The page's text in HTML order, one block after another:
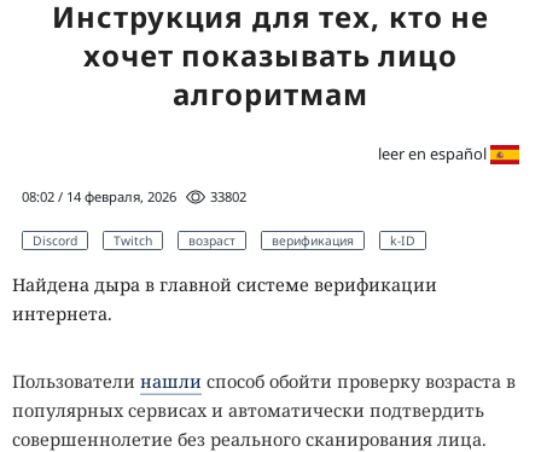
Инструкция для тех, кто не
хочет показывать лицо
алгоритмам
leer en español
08:02 / 14 февраля, 2026 33802
Discord Twitch возраст верификация k-ID
Найдена дыра в главной системе верификации
интернета.
Пользователи нашли способ обойти проверку возраста в
популярных сервисах и автоматически подтвердить
совершеннолетие без реального сканирования лица.